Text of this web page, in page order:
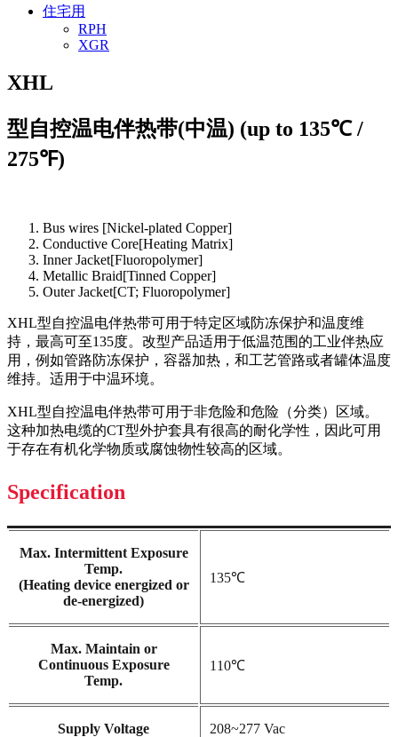
住宅用
RPH
XGR
XHL
型自控温电伴热带(中温) (up to 135℃ /
275℉)
Bus wires [Nickel-plated Copper]
Conductive Core[Heating Matrix]
Inner Jacket[Fluoropolymer]
Metallic Braid[Tinned Copper]
Outer Jacket[CT; Fluoropolymer]
XHL型自控温电伴热带可用于特定区域防冻保护和温度维
持，最高可至135度。改型产品适用于低温范围的工业伴热应
用，例如管路防冻保护，容器加热，和工艺管路或者罐体温度
维持。适用于中温环境。
XHL型自控温电伴热带可用于非危险和危险（分类）区域。
这种加热电缆的CT型外护套具有很高的耐化学性，因此可用
于存在有机化学物质或腐蚀物性较高的区域。
Specification
Max. Intermittent Exposure
Temp.
(Heating device energized or
de-energized)
135℃
Max. Maintain or
Continuous Exposure
Temp.
110℃
Supply Voltage 208~277 Vac